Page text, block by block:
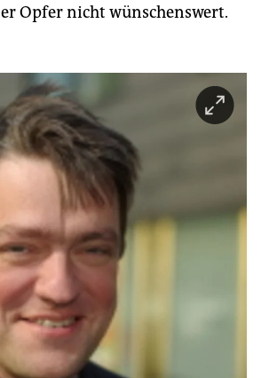
Opfer nicht wünschenswert.